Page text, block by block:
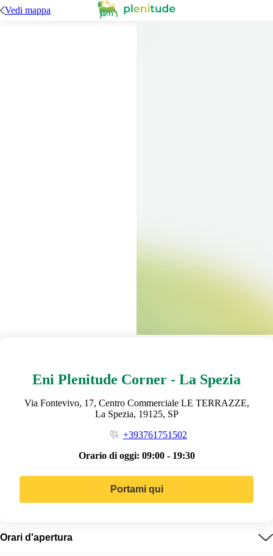
Vedi mappa
Eni Plenitude Corner - La Spezia
Via Fontevivo, 17, Centro Commerciale LE TERRAZZE,
La Spezia, 19125, SP
+393761751502
Orario di oggi: 09:00 - 19:30
Portami qui
Orari d'apertura